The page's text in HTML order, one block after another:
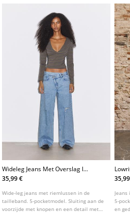
Wideleg Jeans Met Overslag In
De Taille
35,99 €
Wide-leg jeans met riemlussen in de
tailleband. 5-pocketmodel. Sluiting aan de
voorzijde met knopen en een detail met
5-
en